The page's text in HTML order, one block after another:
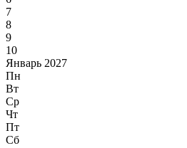
7
8
9
10
Январь 2027
Пн
Вт
Ср
Чт
Пт
Сб